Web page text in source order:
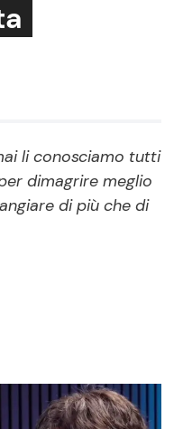
e Serie TV
Soap Opera
li conosciamo tutti
dimagrire meglio
di più che di